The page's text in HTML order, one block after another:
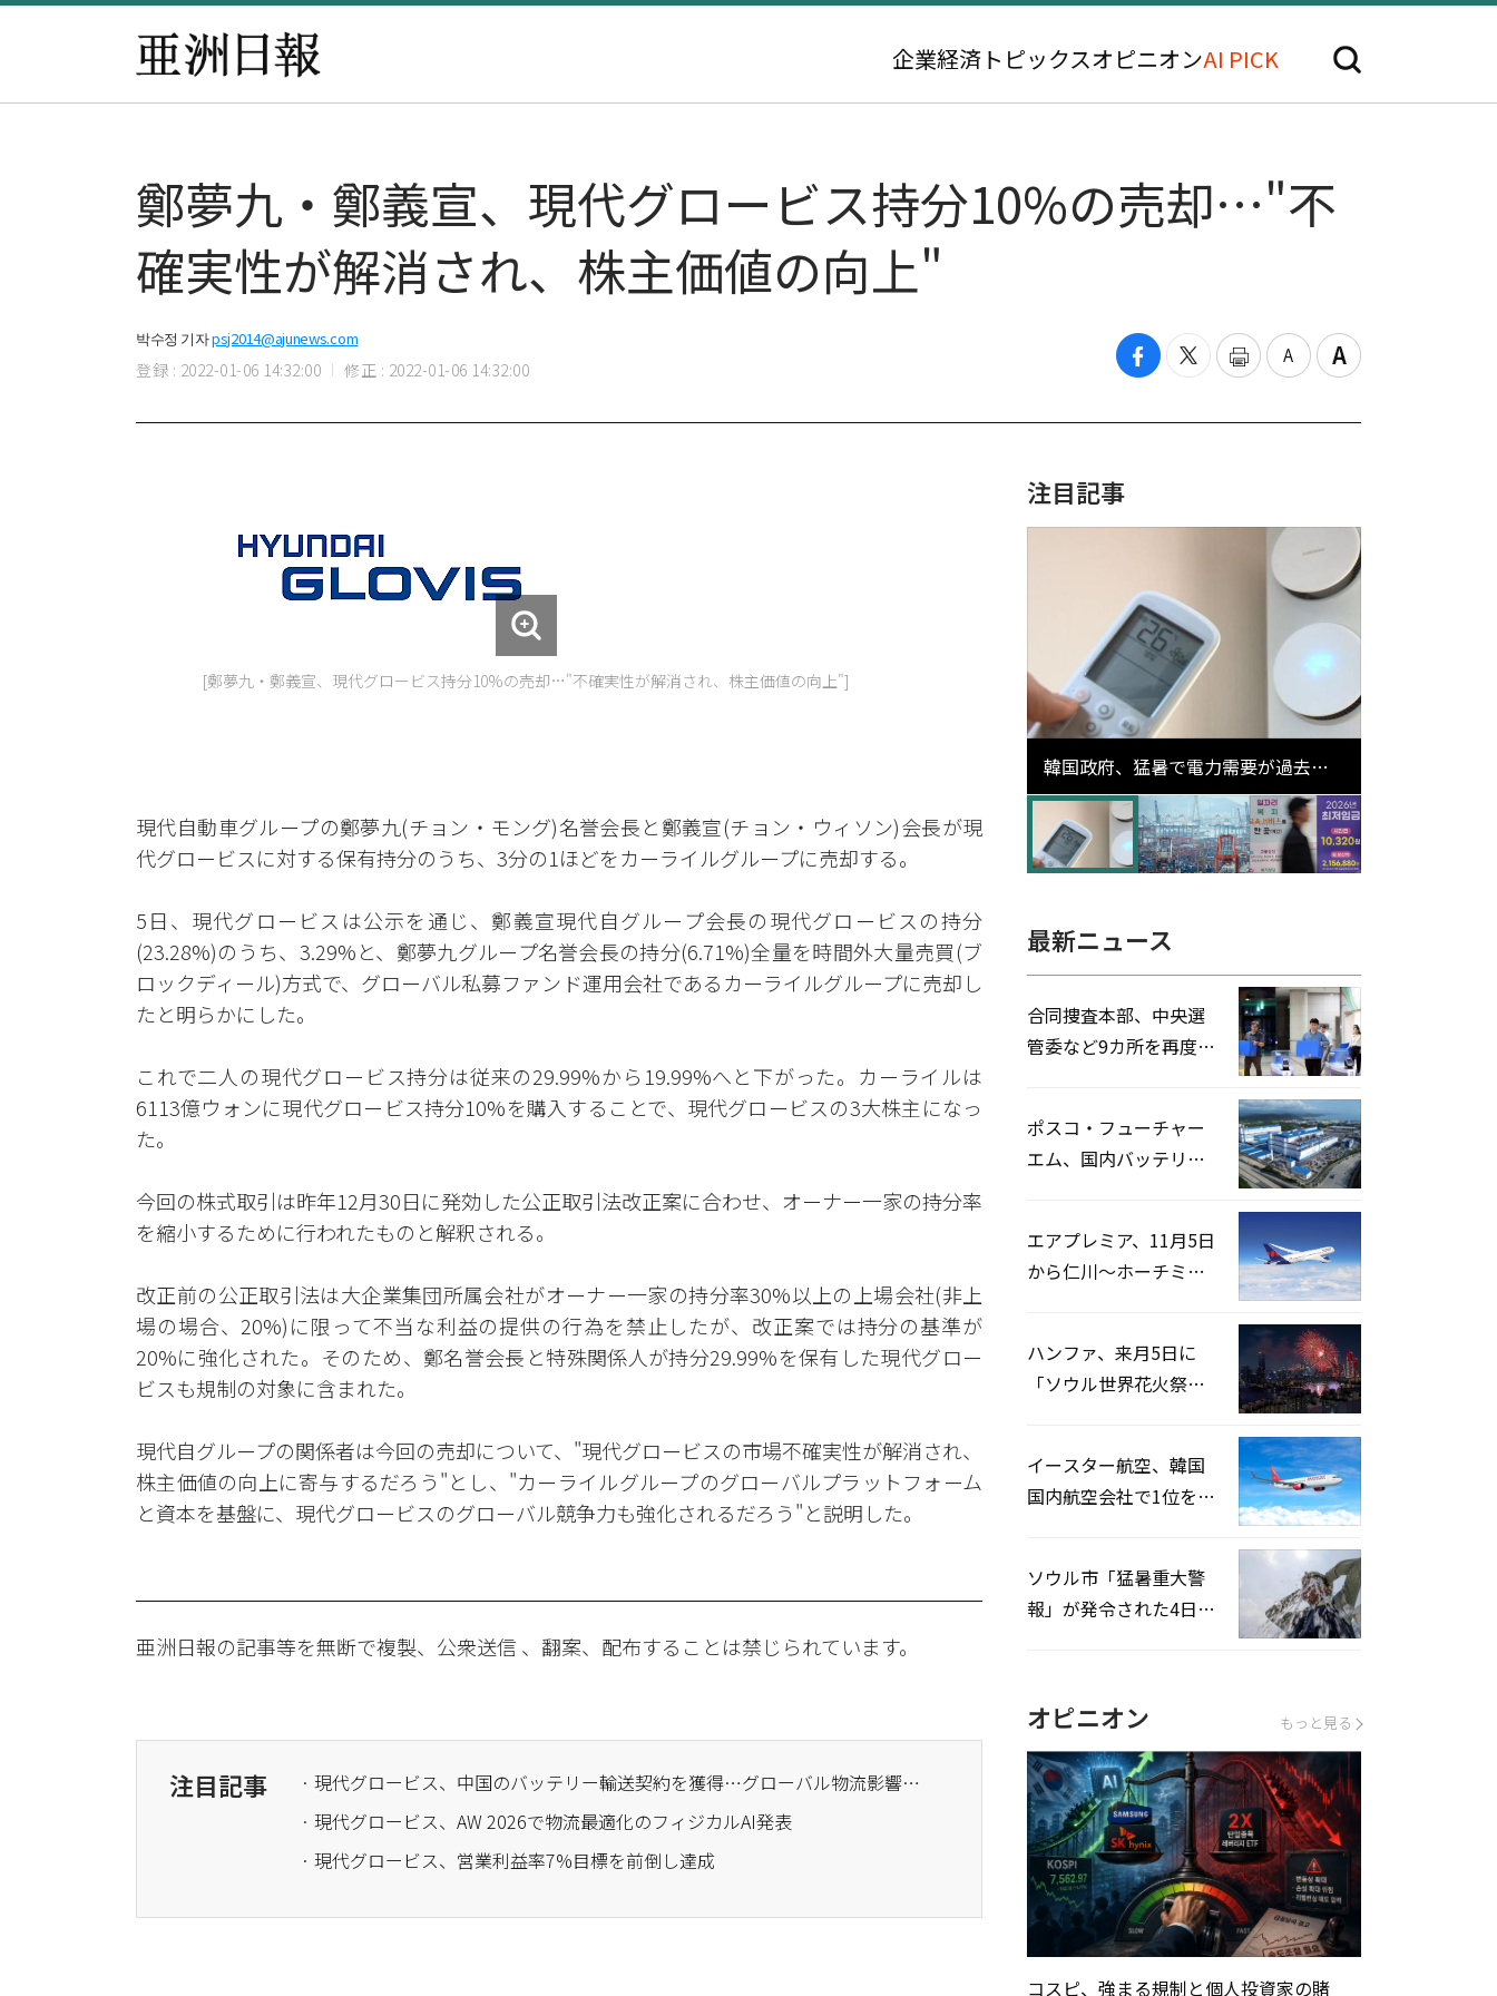
企業経済 トピックスオピニオンAI PICK
鄭夢九・鄭義宣、現代グロービス持分10%の売却…"不
確実性が解消され、株主価値の向上"
박수정 기자psj2014@ajunews.com
登録 : 2022-01-06 14:32:00 修正 : 2022-01-06 14:32:00
[鄭夢九・鄭義宣、現代グロービス持分10%の売却…"不確実性が解消され、株主価値の向上"]
現代自動車グループの鄭夢九(チョン・モング)名誉会長と鄭義宣(チョン・ウィソン)会長が現
代グロービスに対する保有持分のうち、3分の1ほどをカーライルグループに売却する。
5日、現代グロービスは公示を通じ、鄭義宣現代自グループ会長の現代グロービスの持分
(23.28%)のうち、3.29%と、鄭夢九グループ名誉会長の持分(6.71%)全量を時間外大量売買(ブ
ロックディール)方式で、グローバル私募ファンド運用会社であるカーライルグループに売却し
たと明らかにした。
これで二人の現代グロービス持分は従来の29.99%から19.99%へと下がった。カーライルは
6113億ウォンに現代グロービス持分10%を購入することで、現代グロービスの3大株主になっ
た。
今回の株式取引は昨年12月30日に発効した公正取引法改正案に合わせ、オーナー一家の持分率
を縮小するために行われたものと解釈される。
改正前の公正取引法は大企業集団所属会社がオーナー一家の持分率30%以上の上場会社(非上
場の場合、20%)に限って不当な利益の提供の行為を禁止したが、改正案では持分の基準が
20%に強化された。そのため、鄭名誉会長と特殊関係人が持分29.99%を保有した現代グロー
ビスも規制の対象に含まれた。
現代自グループの関係者は今回の売却について、"現代グロービスの市場不確実性が解消され、
株主価値の向上に寄与するだろう"とし、"カーライルグループのグローバルプラットフォーム
と資本を基盤に、現代グロービスのグローバル競争力も強化されるだろう"と説明した。
亜洲日報の記事等を無断で複製、公衆送信 、翻案、配布することは禁じられています。
注目記事
· 現代グロービス、中国のバッテリー輸送契約を獲得…グローバル物流影響力拡大
· 現代グロービス、AW 2026で物流最適化のフィジカルAI発表
· 現代グロービス、営業利益率7%目標を前倒し達成
注目記事
韓国政府、猛暑で電力需要が過去最
高更新の可能性に需給対応体制を点
検
最新ニュース
合同捜査本部、中央選
管委など9カ所を再度家
ポスコ・フューチャー
エム、国内バッテリー
エアプレミア、11月5日
から仁川〜ホーチミン
ハンファ、来月5日に
「ソウル世界花火祭り
イースター航空、韓国
国内航空会社で1位を記
ソウル市「猛暑重大警
報」が発令された4日、
オピニオン もっと見る
コスピ、強まる規制と個人投資家の賭